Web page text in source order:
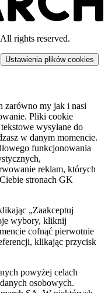
rights reserved.
Ustawienia plików cookies
zarówno my jak i nasi
Pliki cookie
wysyłane do
w danym momencie.
funkcjonowania
reklam, których
stronach GK
„Zaakceptuj
wybory, kliknij
cofnąć pierwotnie
klikając przycisk
powyżej celach
osobowych.